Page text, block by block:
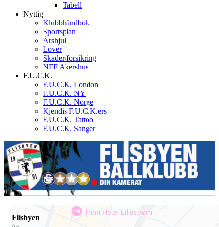
Tabell
Nyttig
Klubbhåndbok
Sportsplan
Årshjul
Lover
Skader/forsikring
NFF Akershus
F.U.C.K.
F.U.C.K. London
F.U.C.K. NY
F.U.C.K. Norge
Kjendis F.U.C.K.ers
F.U.C.K. Tattoo
F.U.C.K. Sanger
Flisbyen